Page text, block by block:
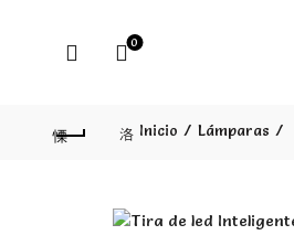
0
Inicio Lámparas